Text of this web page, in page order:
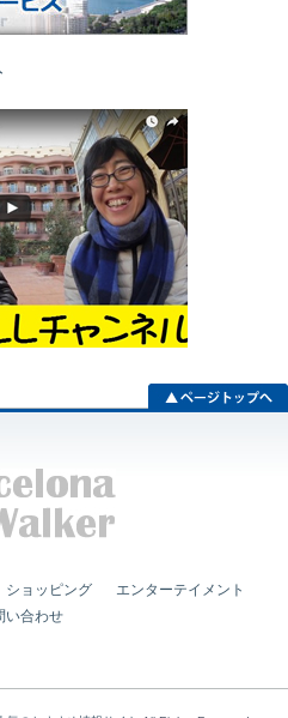
ショッピング
エンターテイメント
い合わせ